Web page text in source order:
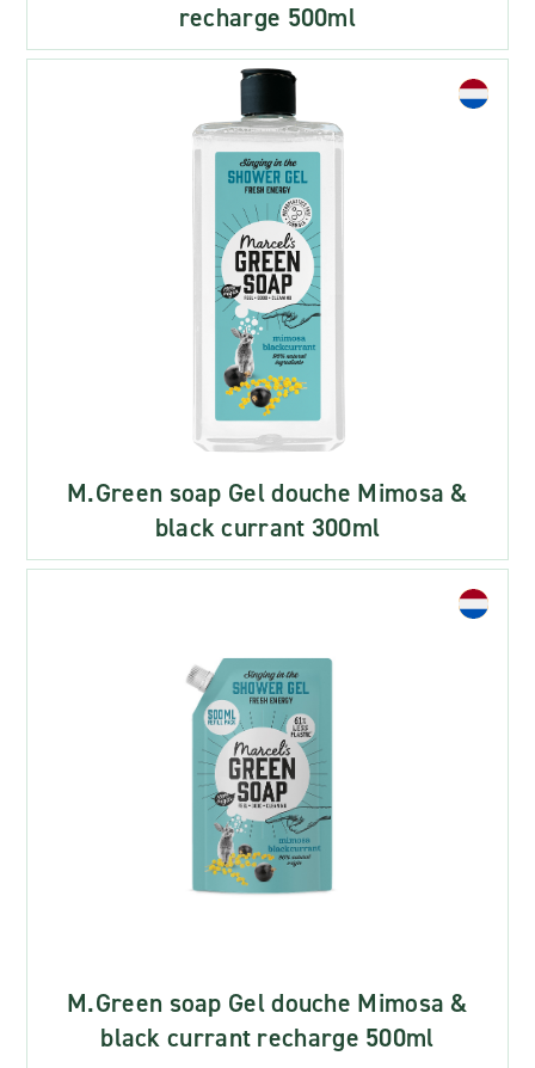
recharge 500ml
M.Green soap Gel douche Mimosa &
black currant 300ml
M.Green soap Gel douche Mimosa &
black currant recharge 500ml